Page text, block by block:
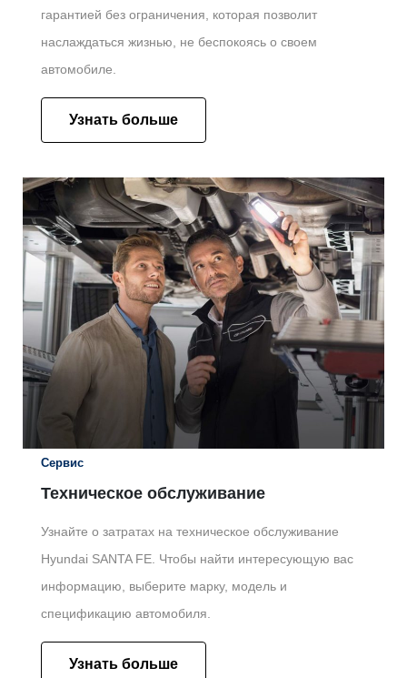
гарантией без ограничения, которая позволит
наслаждаться жизнью, не беспокоясь о своем
автомобиле.
Узнать больше
Сервис
Техническое обслуживание
Узнайте о затратах на техническое обслуживание
Hyundai SANTA FE. Чтобы найти интересующую вас
информацию, выберите марку, модель и
спецификацию автомобиля.
Узнать больше